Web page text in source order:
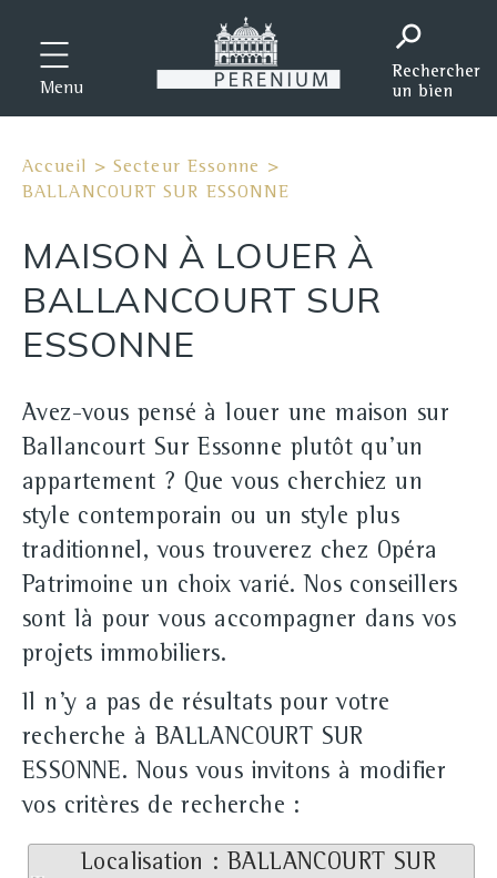
Menu
Accueil >Secteur Essonne >
BALLANCOURT SUR ESSONNE
MAISON À LOUER À
BALLANCOURT SUR
ESSONNE
Avez-vous pensé à louer une maison sur
Ballancourt Sur Essonne plutôt qu'un
appartement ? Que vous cherchiez un
style contemporain ou un style plus
traditionnel, vous trouverez chez Opéra
Patrimoine un choix varié. Nos conseillers
sont là pour vous accompagner dans vos
projets immobiliers.
Il n'y a pas de résultats pour votre
recherche à BALLANCOURT SUR
ESSONNE. Nous vous invitons à modifier
vos critères de recherche :
Localisation : BALLANCOURT SUR